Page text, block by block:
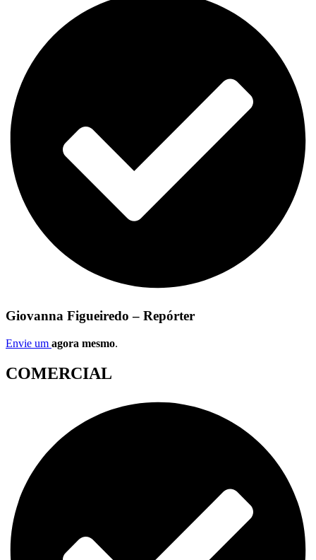
Giovanna Figueiredo – Repórter
Envie um agora mesmo.
COMERCIAL